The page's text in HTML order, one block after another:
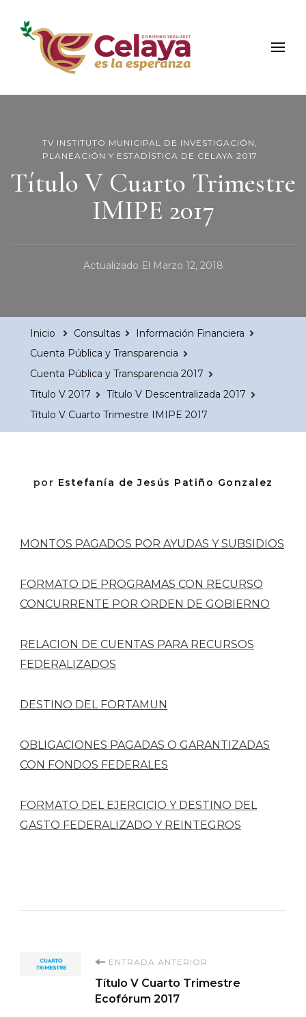
Municipio de Celaya
Portal Oficial del Municipio de Celaya
TV INSTITUTO MUNICIPAL DE INVESTIGACIÓN,
PLANEACIÓN Y ESTADÍSTICA DE CELAYA 2017
Título V Cuarto Trimestre
IMIPE 2017
Actualizado El Marzo 12, 2018
Inicio Consultas
Información Financiera
Cuenta Pública y Transparencia
Cuenta Pública y Transparencia 2017
Título V 2017
Título V Descentralizada 2017
Título V Cuarto Trimestre IMIPE 2017
por Estefanía de Jesús Patiño Gonzalez
MONTOS PAGADOS POR AYUDAS Y SUBSIDIOS
FORMATO DE PROGRAMAS CON RECURSO
CONCURRENTE POR ORDEN DE GOBIERNO
RELACION DE CUENTAS PARA RECURSOS
FEDERALIZADOS
DESTINO DEL FORTAMUN
OBLIGACIONES PAGADAS O GARANTIZADAS
CON FONDOS FEDERALES
FORMATO DEL EJERCICIO Y DESTINO DEL
GASTO FEDERALIZADO Y REINTEGROS
Navegación
ENTRADA ANTERIOR
Título V Cuarto Trimestre
Ecofórum 2017